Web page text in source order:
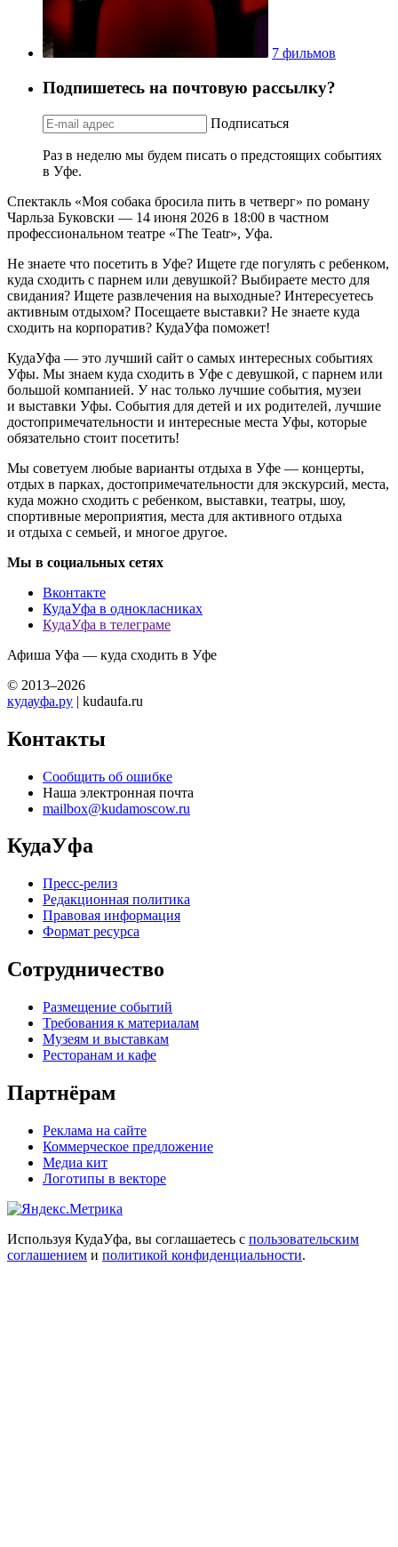
7 фильмов
Подпишетесь на почтовую рассылку?
Подписаться
Раз в неделю мы будем писать о предстоящих событиях
в Уфе.
Спектакль «Моя собака бросила пить в четверг» по роману
Чарльза Буковски — 14 июня 2026 в 18:00 в частном
профессиональном театре «The Teatr», Уфа.
Не знаете что посетить в Уфе? Ищете где погулять с ребенком,
куда сходить с парнем или девушкой? Выбираете место для
свидания? Ищете развлечения на выходные? Интересуетесь
активным отдыхом? Посещаете выставки? Не знаете куда
сходить на корпоратив? КудаУфа поможет!
КудаУфа — это лучший сайт о самых интересных событиях
Уфы. Мы знаем куда сходить в Уфе с девушкой, с парнем или
большой компанией. У нас только лучшие события, музеи
и выставки Уфы. События для детей и их родителей, лучшие
достопримечательности и интересные места Уфы, которые
обязательно стоит посетить!
Мы советуем любые варианты отдыха в Уфе — концерты,
отдых в парках, достопримечательности для экскурсий, места,
куда можно сходить с ребенком, выставки, театры, шоу,
спортивные мероприятия, места для активного отдыха
и отдыха с семьей, и многое другое.
Мы в социальных сетях
Вконтакте
КудаУфа в однокласниках
КудаУфа в телеграме
Афиша Уфа — куда сходить в Уфе
© 2013–2026
кудауфа.ру | kudaufa.ru
Контакты
Сообщить об ошибке
Наша электронная почта
mailbox@kudamoscow.ru
КудаУфа
Пресс-релиз
Редакционная политика
Правовая информация
Формат ресурса
Сотрудничество
Размещение событий
Требования к материалам
Музеям и выставкам
Ресторанам и кафе
Партнёрам
Реклама на сайте
Коммерческое предложение
Медиа кит
Логотипы в векторе
Используя КудаУфа, вы соглашаетесь с пользовательским
соглашением и политикой конфиденциальности.